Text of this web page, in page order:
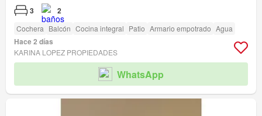
3 2
Cochera Balcón Cocina integral Patio Armario empotrado Agua
Hace 2 días
KARINA LOPEZ PROPIEDADES
WhatsApp